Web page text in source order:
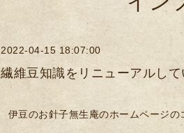
2022-04-15 18:07:00
繊維豆知識をリニューアルして
伊豆のお針子無生庵のホームページ